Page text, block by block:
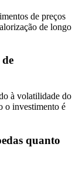
de preços
de longo
à volatilidade do
o investimento é
quanto